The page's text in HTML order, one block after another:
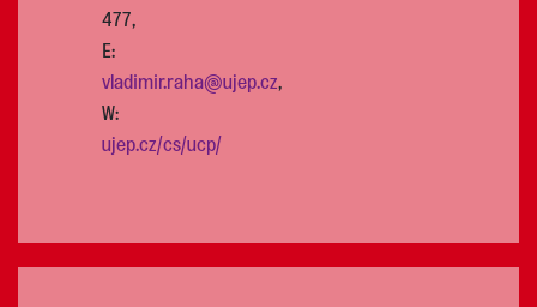
477,
E:
vladimir.raha@ujep.cz,
W:
ujep.cz/cs/ucp/